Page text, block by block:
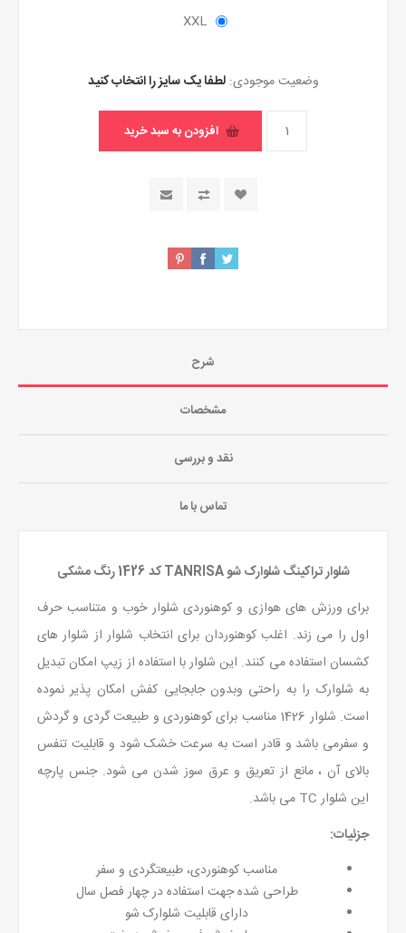
XXL
وضعیت موجودی: لطفا یک سایز را انتخاب کنید
شرح
مشخصات
نقد و بررسی
تماس با ما
شلوار تراکینگ شلوارک شو TANRISA کد 1426 رنگ مشکی
برای ورزش های هوازی و کوهنوردی شلوار خوب و متناسب حرف
اول را می زند. اغلب کوهنوردان برای انتخاب شلوار از شلوار های
کشسان استفاده می کنند. این شلوار با استفاده از زیپ امکان تبدیل
به شلوارک را به راحتی وبدون جابجایی کفش امکان پذیر نموده
است. شلوار 1426 مناسب برای کوهنوردی و طبیعت گردی و گردش
و سفرمی باشد و قادر است به سرعت خشک شود و قابلیت تنفس
بالای آن ، مانع از تعریق و عرق سوز شدن می شود. جنس پارچه
این شلوار TC می باشد.
جزئیات:
مناسب کوهنوردی، طبیعتگردی و سفر
طراحی شده جهت استفاده در چهار فصل سال
دارای قابلیت شلوارک شو